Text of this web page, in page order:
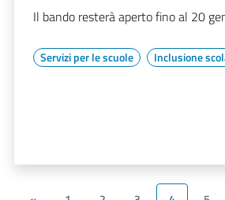
Il bando resterà aperto fino al 20
Servizi per le scuole Inclusione